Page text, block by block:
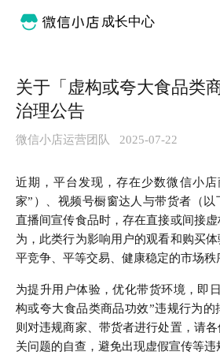
成长中心
关于「虚构或夸大食品类
治理公告
微信小店运营团队 2025-07-22
近期，平台发现，存在少数微信小
家”）、视频号橱窗达人与带货者（以
直播间宣传食品时，存在直接或间接
为，此类行为影响用户的观看和购买
平竞争、平等交易、健康稳定的市场秩
为提升用户体验，优化带货环境，即
构或夸大食品类商品功效”违规行为
则对违规商家、带货者进行处置，请
关问题的自查，避免出现虚假宣传等违